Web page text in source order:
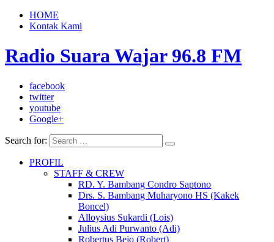
HOME
Kontak Kami
Radio Suara Wajar 96.8 FM
facebook
twitter
youtube
Google+
Search for:
PROFIL
STAFF & CREW
RD. Y. Bambang Condro Saptono
Drs. S. Bambang Muharyono HS (Kakek
Boncel)
Alloysius Sukardi (Lois)
Julius Adi Purwanto (Adi)
Robertus Bejo (Robert)